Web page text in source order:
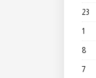
23
1
8
7